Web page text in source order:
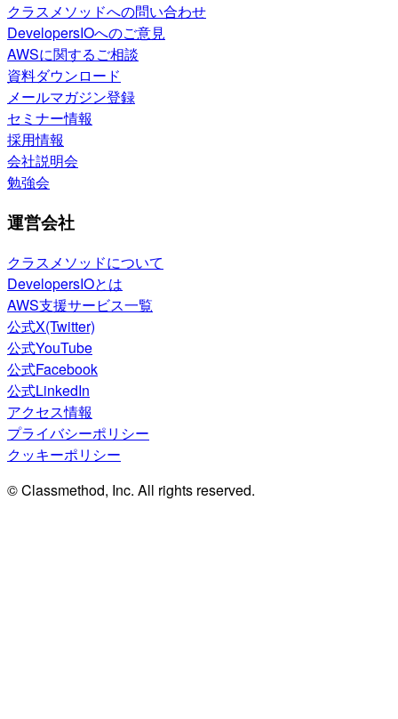
クラスメソッドへの問い合わせ
DevelopersIOへのご意見
AWSに関するご相談
資料ダウンロード
メールマガジン登録
セミナー情報
採用情報
会社説明会
勉強会
運営会社
クラスメソッドについて
DevelopersIOとは
AWS支援サービス一覧
公式X(Twitter)
公式YouTube
公式Facebook
公式LinkedIn
アクセス情報
プライバシーポリシー
クッキーポリシー
© Classmethod, Inc. All rights reserved.